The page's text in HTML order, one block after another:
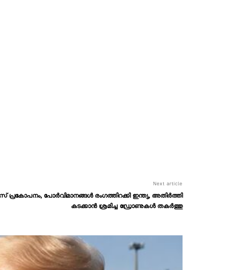
Next article
പോര്‍വിമാനങ്ങള്‍ രംഗത്തിറക്കി ഇന്ത്യ, അതിർത്തി
കടക്കാൻ ശ്രമിച്ച ഡ്രോണുകൾ തകർത്തു